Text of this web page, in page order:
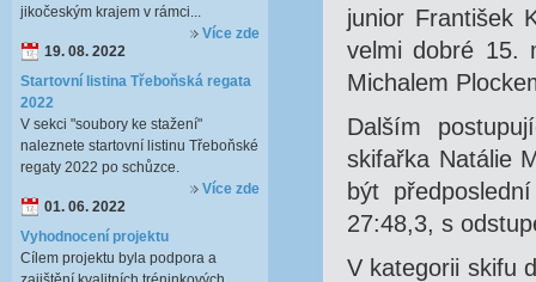
junior František
velmi dobré 15.
Michalem
Dalším
skifařka Natálie
být
27:48,3, s
V kategorii skifu
jikočeským krajem v rámci...
Více zde
19. 08. 2022
Startovní listina Třeboňská regata
2022
V sekci "soubory ke stažení"
naleznete startovní listinu Třeboňské
regaty 2022 po schůzce.
Více zde
01. 06. 2022
Vyhodnocení projektu
Cílem projektu byla podpora a